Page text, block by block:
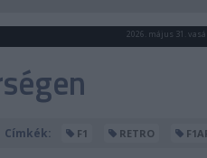
2026. május 31.
Címkék: F1 RETRO